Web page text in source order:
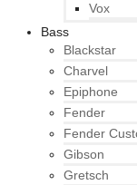
Vox
Bass
Blackstar
Charvel
Epiphone
Fender
Fender
Gibson
Gretsch